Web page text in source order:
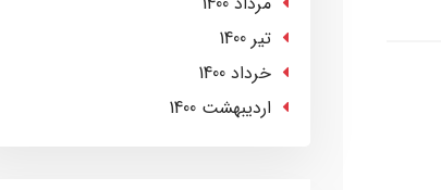
تير 1400
خرداد 1400
ارديبهشت 1400